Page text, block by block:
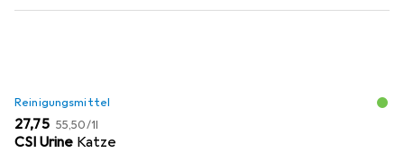
Reinigungsmittel
EUR
27,75 EUR
55,50/1l
CSI Urine Katze